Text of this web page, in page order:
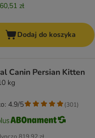
zł
Dodaj do koszyka
Canin Persian Kitten
kg
4.9/5 (301)